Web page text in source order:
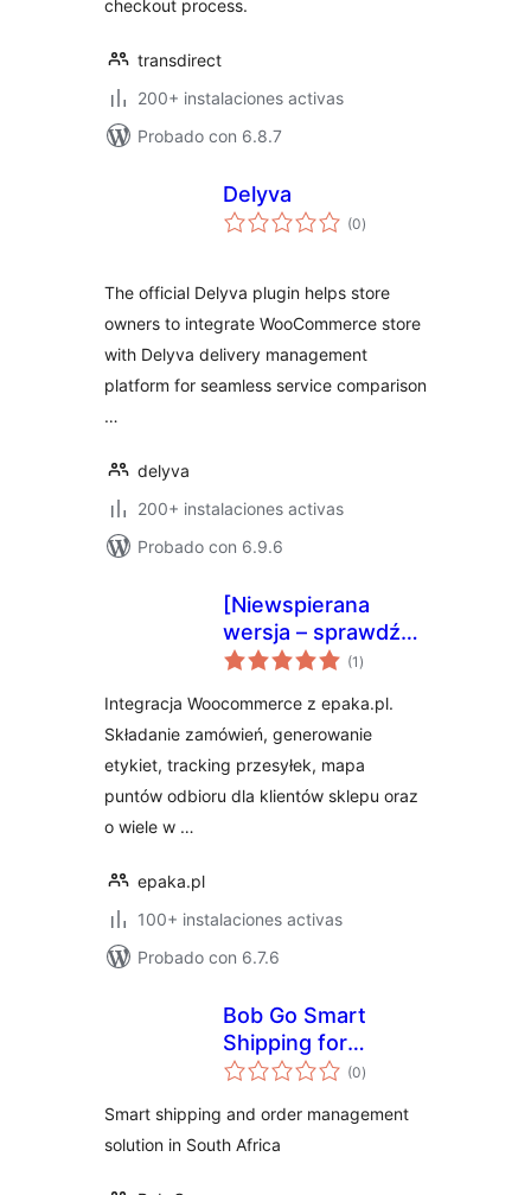
checkout process.
transdirect
200+ instalaciones activas
Probado con 6.8.7
Delyva
(0valoraciones
en
)
The official Delyva plugin helps store
owners to integrate WooCommerce store
with Delyva delivery management
platform for seamless service comparison
…
delyva
200+ instalaciones activas
Probado con 6.9.6
[Niewspierana
wersja – sprawdź
nową] epaka.pl –
WooCommerce
(1 valoraciones
en
)
Integracja Woocommerce z epaka.pl.
Składanie zamówień, generowanie
etykiet, tracking przesyłek, mapa
puntów odbioru dla klientów sklepu oraz
o wiele w …
epaka.pl
100+ instalaciones activas
Probado con 6.7.6
Bob Go Smart
Shipping for
WooCommerce
(0valoraciones
en
)
Smart shipping and order management
solution in South Africa